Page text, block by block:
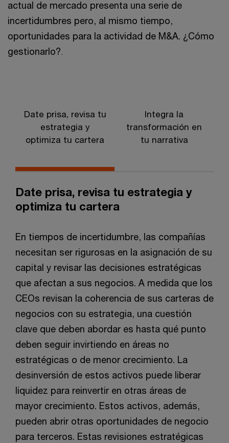
actual de mercado presenta una serie de
incertidumbres pero, al mismo tiempo,
oportunidades para la actividad de M&A. ¿Cómo
gestionarlo?
Date prisa, revisa tu
estrategia y
optimiza tu cartera
Integra la
transformación en
tu narrativa
Date prisa, revisa tu estrategia y
optimiza tu cartera
En tiempos de incertidumbre, las compañías
necesitan ser rigurosas en la asignación de su
capital y revisar las decisiones estratégicas
que afectan a sus negocios. A medida que los
CEOs revisan la coherencia de sus carteras de
negocios con su estrategia, una cuestión
clave que deben abordar es hasta qué punto
deben seguir invirtiendo en áreas no
estratégicas o de menor crecimiento. La
desinversión de estos activos puede liberar
liquidez para reinvertir en otras áreas de
mayor crecimiento. Estos activos, además,
pueden abrir otras oportunidades de negocio
para terceros. Estas revisiones estratégicas